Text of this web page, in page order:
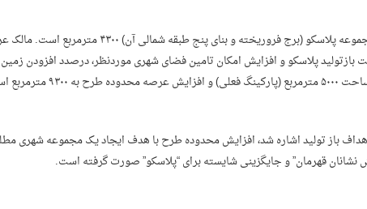
مساحت عرصه مجموعه پلاسکو (برج فروریخته و بنای پنج طبقه شمالی آن) ۴۳۰۰
بازتولید پلاسکو و افزایش امکان تامین فضای شهری موردنظر، درصدد افزودن
۹۳۰۰ مترمربع است.
باز تولید اشاره شد، افزایش محدوده طرح با هدف ایجاد یک مجموعه شهری
نشانان قهرمان” و جایگزینی شایسته برای “پلاسکو” صورت گرفته است.